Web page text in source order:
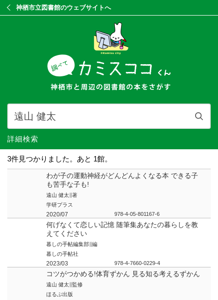
神栖市立図書館のウェブサイトへ
詳細検索
3件見つかりました。あと 1館。
わが子の運動神経がどんどんよくなる本 できる子
も苦手な子も!
遠山 健太∥著
学研プラス
2020/07 978-4-05-801167-6
何げなくて恋しい記憶 随筆集あなたの暮らしを教
えてください
暮しの手帖編集部∥編
暮しの手帖社
2023/03 978-4-7660-0229-4
コツがつかめる!体育ずかん 見る知る考えるずかん
遠山 健太∥監修
ほるぷ出版